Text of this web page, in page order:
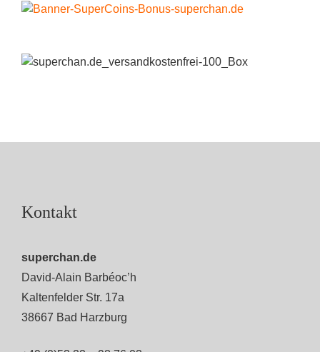
Kontakt
superchan.de
David-Alain Barbéoc’h
Kaltenfelder Str. 17a
38667 Bad Harzburg